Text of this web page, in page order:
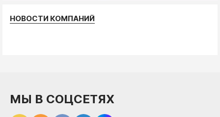
НОВОСТИ КОМПАНИЙ
МЫ В СОЦСЕТЯХ